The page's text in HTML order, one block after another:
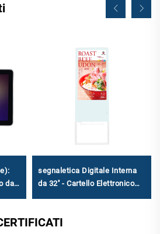
da
segnaletica Digitale Interna
da 32'' - Cartello Elettronico